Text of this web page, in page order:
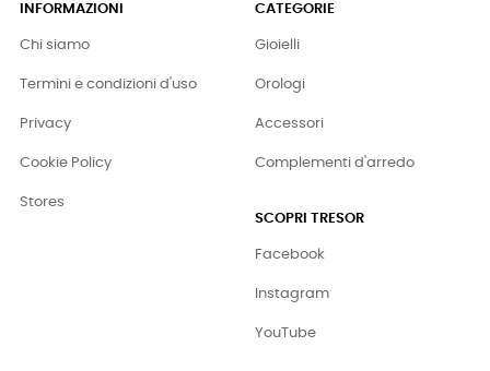
INFORMAZIONI
Chi siamo
Termini e condizioni d'uso
Privacy
Cookie Policy
Stores
CATEGORIE
Gioielli
Orologi
Accessori
Complementi d'arredo
SCOPRI TRESOR
Facebook
Instagram
YouTube